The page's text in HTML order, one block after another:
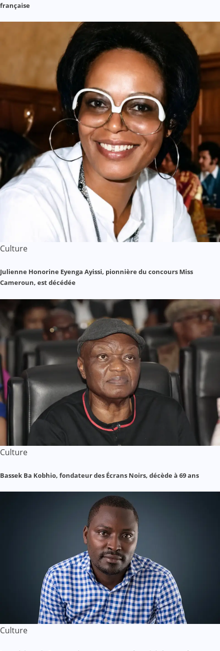
française
Culture
Julienne Honorine Eyenga Ayissi, pionnière du concours Miss
Cameroun, est décédée
Culture
Bassek Ba Kobhio, fondateur des Écrans Noirs, décède à 69 ans
Culture